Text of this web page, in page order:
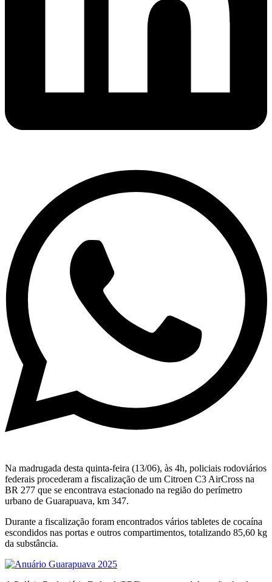
Na madrugada desta quinta-feira (13/06), às 4h, policiais rodoviários
federais procederam a fiscalização de um Citroen C3 AirCross na
BR 277 que se encontrava estacionado na região do perímetro
urbano de Guarapuava, km 347.
Durante a fiscalização foram encontrados vários tabletes de cocaína
escondidos nas portas e outros compartimentos, totalizando 85,60 kg
da substância.